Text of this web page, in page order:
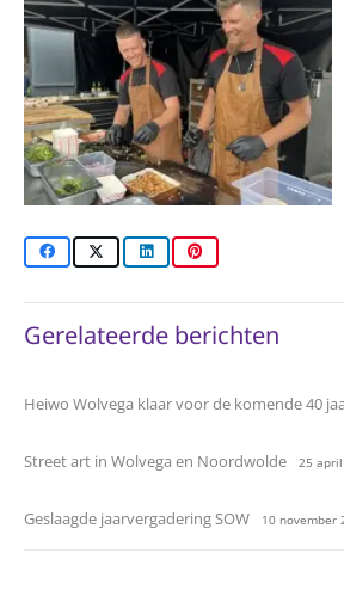
Gerelateerde berichten
Heiwo Wolvega klaar voor de komende 40
Street art in Wolvega en Noordwolde 25
Geslaagde jaarvergadering SOW 10 november